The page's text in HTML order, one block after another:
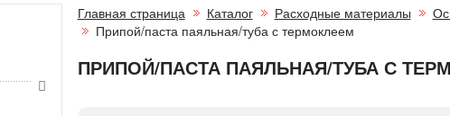
Главная страница Каталог Расходные материалы
Припой/паста паяльная/туба с термоклеем
ПРИПОЙ/ПАСТА ПАЯЛЬНАЯ/ТУБА С